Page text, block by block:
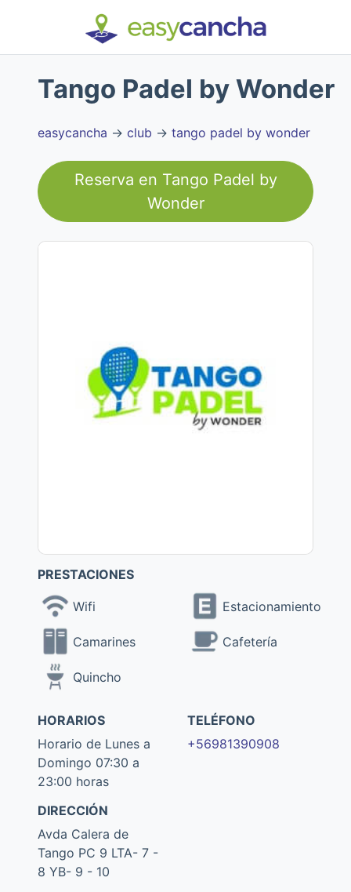
Tango Padel by Wonder
easycancha → club → tango padel by wonder
Reserva en Tango Padel by
Wonder
PRESTACIONES
Wifi Estacionamiento
Camarines Cafetería
Quincho
HORARIOS
Horario de Lunes a
Domingo 07:30 a
23:00 horas
TELÉFONO
+56981390908
DIRECCIÓN
Avda Calera de
Tango PC 9 LTA- 7 -
8 YB- 9 - 10